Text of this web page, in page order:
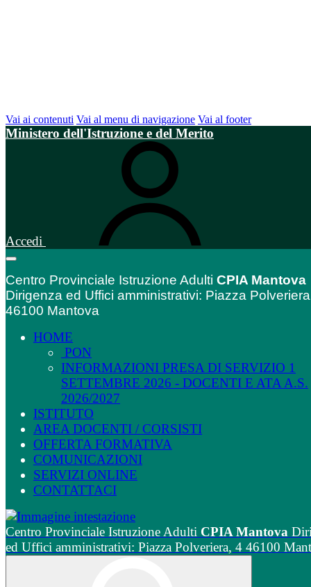
Vai ai contenuti Vai al menu di navigazione Vai al footer
Ministero dell'Istruzione e del Merito
Accedi
Centro Provinciale Istruzione Adulti CPIA Mantova
Dirigenza ed Uffici amministrativi: Piazza
46100 Mantova
HOME
PON
INFORMAZIONI PRESA DI SERVIZIO 1
SETTEMBRE 2026 - DOCENTI E ATA A.S.
2026/2027
ISTITUTO
AREA DOCENTI / CORSISTI
OFFERTA FORMATIVA
COMUNICAZIONI
SERVIZI ONLINE
CONTATTACI
Centro Provinciale Istruzione Adulti CPIA Mantova
ed Uffici amministrativi: Piazza Polveriera, 4 46100